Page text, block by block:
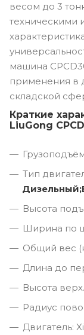
весом до 3
техническими
машина
применения в
складской
Краткие
LiuGong
Тип
Высота
Ширина по
Общий вес
Длина до
Высота
Радиус
Двигатель: